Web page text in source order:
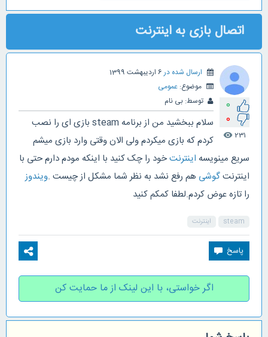
اتصال بازی به اینترنت
0
0
231
visibility
ارسال شده در 6 اردیبهشت 1399
موضوع: عمومی
توسط: بی نام
سلام ببخشید من از برنامه steam بازی ای را نصب
کردم که بازی میکردم ولی الان وقتی وارد بازی میشم
سریع مینویسه اینترنتخود را چک کنید با اینکه مودم دارم حتی با
اینترنتگوشی هم رفع نشد به نظر شما مشکل از چیست .ویندوز
را تازه عوض کردم.لطفا کمکم کنید
steam اینترنت
اگر خواستی، با این لینک از ما حمایت کن